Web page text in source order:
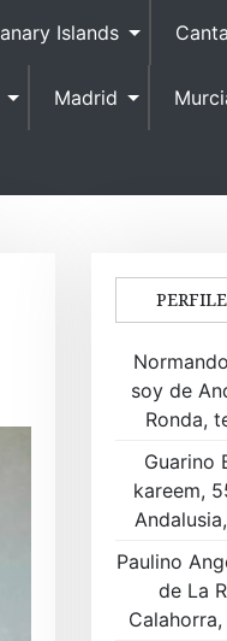
Islands
Madrid
soy de
Ronda,
Guarino
kareem,
Paulino
de La